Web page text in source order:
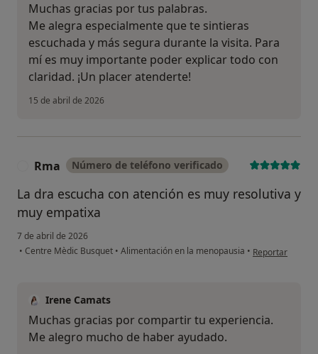
Muchas gracias por tus palabras.
Me alegra especialmente que te sintieras
escuchada y más segura durante la visita. Para
mí es muy importante poder explicar todo con
claridad. ¡Un placer atenderte!
15 de abril de 2026
Rma Número de teléfono verificado
La dra escucha con atención es muy resolutiva y
muy empatixa
7 de abril de 2026
• Centre Mèdic Busquet • Alimentación en la menopausia • en opinión del
Reportar
Irene Camats
Muchas gracias por compartir tu experiencia.
Me alegro mucho de haber ayudado.